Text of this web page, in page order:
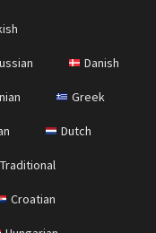
Danish
Greek
Dutch
Croatian